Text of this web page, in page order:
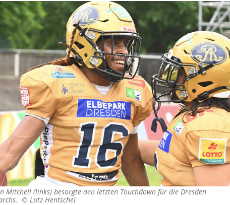
Mitchell (links) besorgte den letzten Touchdown für die Dresden
© Lutz Hentschel